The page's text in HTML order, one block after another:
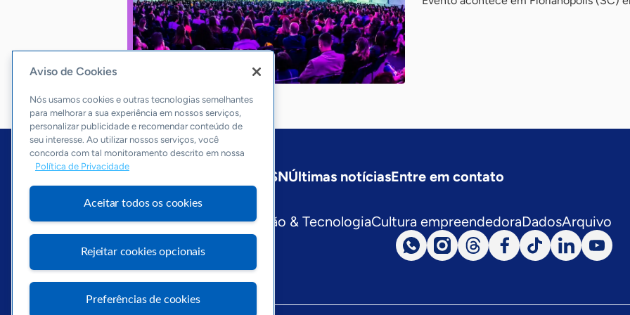
Início Sobre a ASNÚltimas notíciasEntre em contato
Economia & PolíticaInovação & TecnologiaCultura empreendedoraDadosArquivo
Visite o Portal Sebrae
Aviso de Cookies
Nós usamos cookies e outras tecnologias semelhantes
para melhorar a sua experiência em nossos serviços,
personalizar publicidade e recomendar conteúdo de
seu interesse. Ao utilizar nossos serviços, você
concorda com tal monitoramento descrito em nossa
Política de Privacidade
Aceitar todos os cookies
Rejeitar cookies opcionais
Preferências de cookies